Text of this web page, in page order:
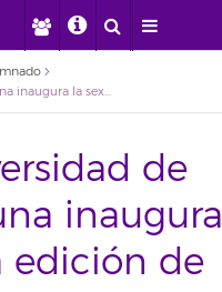
La Universidad de La Laguna inaugura la sexta edición de Ingenia con diez nuevos proyectos innovadores
de
inaugura
edición de